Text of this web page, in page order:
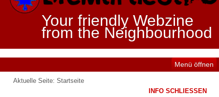
Your friendly Webzine
from the Neighbourhood
Menü öffnen
Aktuelle Seite: Startseite
INFO SCHLIESSEN